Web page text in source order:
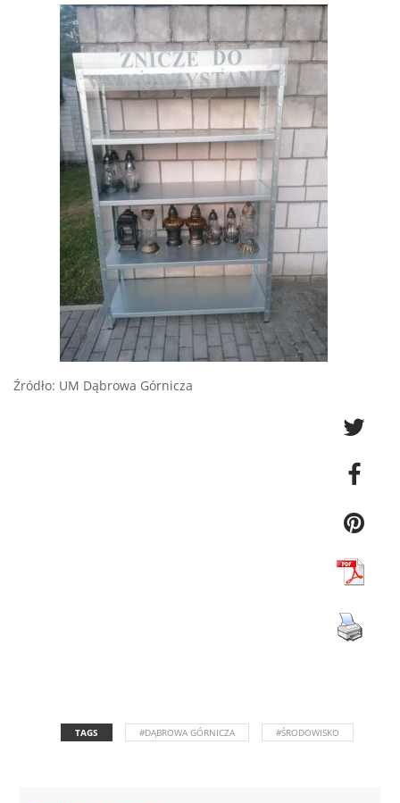
Źródło: UM Dąbrowa Górnicza
TAGS #DĄBROWA GÓRNICZA #ŚRODOWISKO